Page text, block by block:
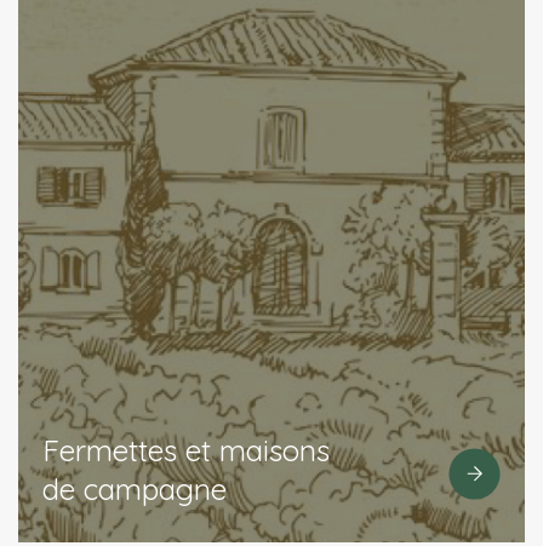
Fermettes et maisons
de campagne